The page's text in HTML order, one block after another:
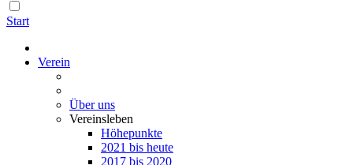
Start
Verein
Über uns
Vereinsleben
Höhepunkte
2021 bis heute
2017 bis 2020